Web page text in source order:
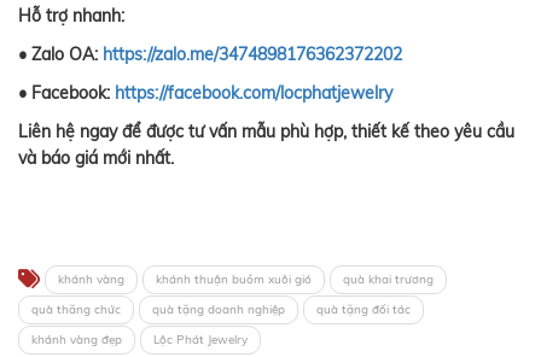
Hỗ trợ nhanh:
• Zalo OA: https://zalo.me/3474898176362372202
• Facebook: https://facebook.com/locphatjewelry
Liên hệ ngay để được tư vấn mẫu phù hợp, thiết kế theo yêu cầu
và báo giá mới nhất.
khánh vàng khánh thuận buồm xuôi gió
quà khai trương
quà thăng chức
quà tặng doanh nghiệp
quà tặng đối tác
khánh vàng đẹp
Lộc Phát Jewelry